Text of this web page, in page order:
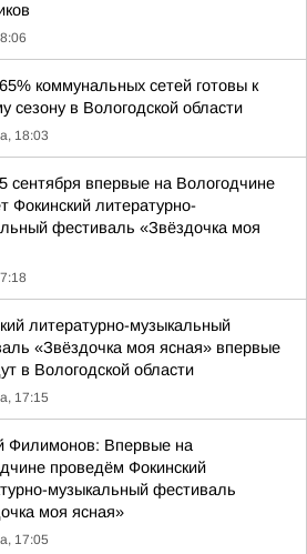
коммунальных сетей готовы к
сезону в Вологодской области
18:03
сентября впервые на Вологодчине
Фокинский литературно-
фестиваль «Звёздочка моя
литературно-музыкальный
«Звёздочка моя ясная» впервые
в Вологодской области
17:15
Филимонов: Впервые на
проведём Фокинский
музыкальный фестиваль
моя ясная»
17:05